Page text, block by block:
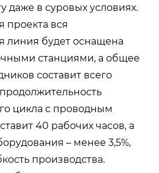
даже в суровых условиях.
проекта вся
линия будет оснащена
станциями, а общее
составит всего
цикла с проводным
40 рабочих часов, а
– менее 3,5%,
производства.